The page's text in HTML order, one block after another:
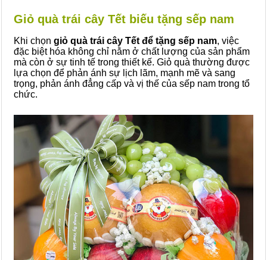
Giỏ quà trái cây Tết biếu tặng sếp nam
Khi chọn giỏ quà trái cây Tết để tặng sếp nam, việc
đặc biệt hóa không chỉ nằm ở chất lượng của sản phẩm
mà còn ở sự tinh tế trong thiết kế. Giỏ quà thường được
lựa chọn để phản ánh sự lịch lãm, mạnh mẽ và sang
trọng, phản ánh đẳng cấp và vị thế của sếp nam trong tổ
chức.